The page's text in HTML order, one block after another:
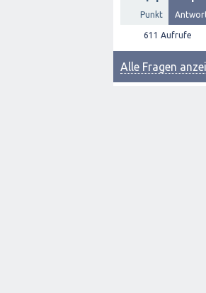
Punkt
611 Aufrufe
Alle Fragen